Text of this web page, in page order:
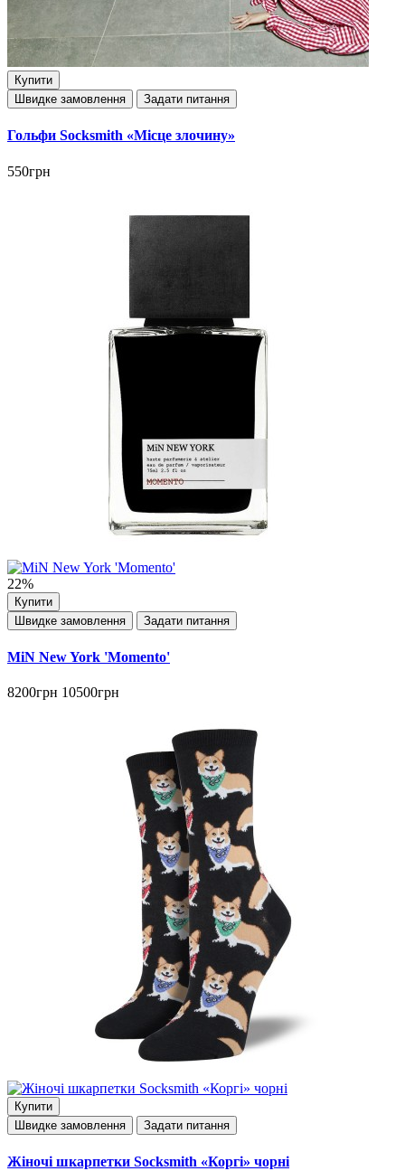
Купити
Швидке замовлення
Задати питання
Гольфи Socksmith «Місце злочину»
550грн
22%
Купити
Швидке замовлення
Задати питання
MiN New York 'Momento'
8200грн 10500грн
Купити
Швидке замовлення
Задати питання
Жіночі шкарпетки Socksmith «Коргі» чорні